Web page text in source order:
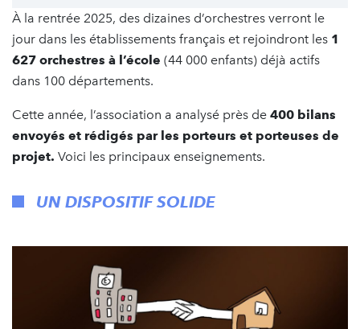
À la rentrée 2025, des dizaines d’orchestres verront le
jour dans les établissements français et rejoindront les 1
627 orchestres à l’école (44 000 enfants) déjà actifs
dans 100 départements.
Cette année, l’association a analysé près de 400 bilans
envoyés et rédigés par les porteurs et porteuses de
projet. Voici les principaux enseignements.
UN DISPOSITIF SOLIDE